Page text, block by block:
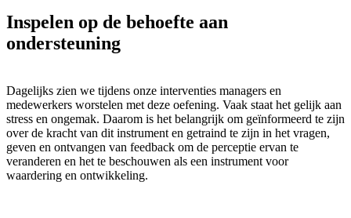
Inspel​en op de behoefte aan
ondersteuning
Dagelijks zien we tijdens onze interventies managers en
medewerkers worstelen met deze oefening. Vaak staat het gelijk aan
stress en ongemak. Daarom is het belangrijk om geïnformeerd te zijn
over de kracht van dit instrument en getraind te zijn in het vragen,
geven en ontvangen van feedback om de perceptie ervan te
veranderen en het te beschouwen als een instrument voor
waardering en ontwikkeling.